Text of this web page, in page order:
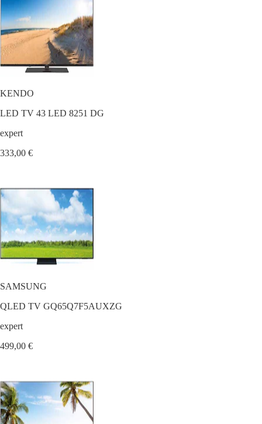
KENDO
LED TV 43 LED 8251 DG
expert
333,00 €
SAMSUNG
QLED TV GQ65Q7F5AUXZG
expert
499,00 €